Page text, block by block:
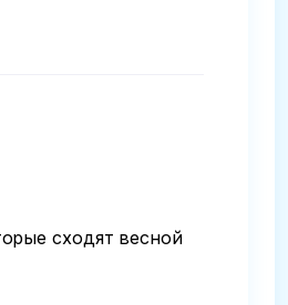
сходят весной